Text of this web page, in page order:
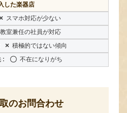
した楽器店
× スマホ対応が少ない
教室兼任の社員が対応
× 積極的ではない傾向
〇 不在になりがち
のお問合わせ